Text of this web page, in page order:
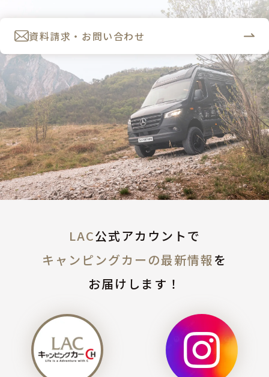
資料請求・お問い合わせ
LAC公式アカウントで
キャンピングカーの最新情報を
お届けします！